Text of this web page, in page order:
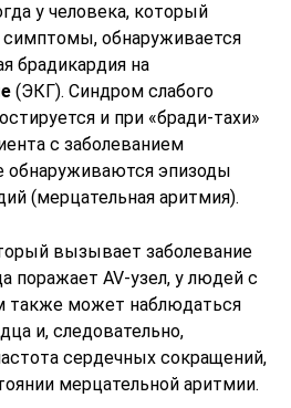
у человека, который
обнаруживается
брадикардия на
(ЭКГ). Синдром слабого
и при «бради-тахи»
с заболеванием
обнаруживаются эпизоды
(мерцательная аритмия).
вызывает заболевание
поражает AV-узел, у людей с
также может наблюдаться
и, следовательно,
сердечных сокращений,
мерцательной аритмии.